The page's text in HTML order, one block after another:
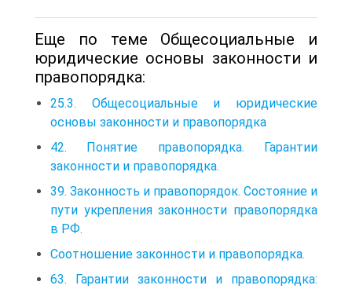
Еще по теме Общесоциальные и
юридические основы законности и
правопорядка:
25.3. Общесоциальные и юридические
основы законности и правопорядка
42. Понятие правопорядка. Гарантии
законности и правопорядка.
39. Законность и правопорядок. Состояние и
пути укрепления законности правопорядка
в РФ.
Соотношение законности и правопорядка.
63. Гарантии законности и правопорядка: